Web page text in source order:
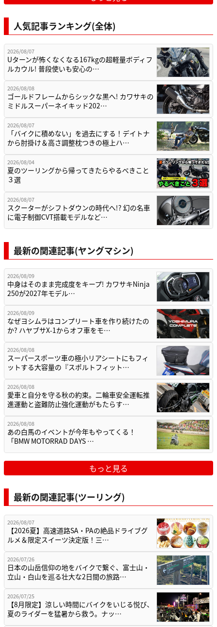
人気記事ランキング(全体)
2026/08/07
Uターンが怖くなくなる167kgの超軽量ボディフ
ルカウル! 普段使いも安心の…
2026/08/08
ゴールドフレームからシックな黒へ! カワサキの
ミドルスーパーネイキッド202…
2026/08/07
「バイクに積めない」を過去にする！デイトナ
から肘掛け＆高さ調整枕つきの極上ハ…
2026/08/04
夏のツーリングから帰ってきたらやるべきこと
３選
2026/08/07
スクーターがシフトダウンの時代へ!? 幻の名車
に電子制御CVT搭載モデルなど…
最新の関連記事(ヤングマシン)
2026/08/09
中身はそのまま完成度をキープ! カワサキNinja
250が2027年モデル…
2026/08/09
なぜヨシムラはコンプリート車を作り続けたの
か? ハヤブサX-1からオフ車をモ…
2026/08/08
スーパースポーツ車の極小リアシートにもフィ
ットする大容量の『スポルトフィット…
2026/08/08
愛車と自分を守る秋の約束。二輪車安全運転推
進運動と盗難防止強化運動がもたらす…
2026/08/08
あの白馬のイベントが今年もやってくる！
「BMW MOTORRAD DAYS …
もっと見る
最新の関連記事(ツーリング)
2026/08/07
【2026夏】高速道路SA・PAの絶品ドライブグ
ルメ＆限定スイーツ決定版！三…
2026/07/26
日本の山岳信仰の地をバイクで繋ぐ、富士山・
立山・白山を巡る壮大な2日間の旅路…
2026/07/25
【8月限定】涼しい時間にバイクをいじる悦び、
夏のライダーを猛暑から救う。ナッ…